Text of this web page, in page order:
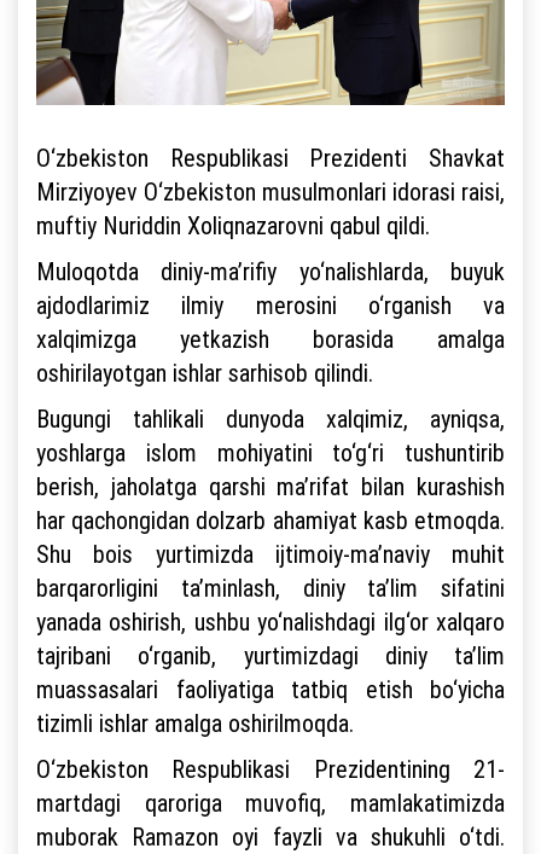
O‘zbekiston Respublikasi Prezidenti Shavkat
Mirziyoyev O‘zbekiston musulmonlari idorasi raisi,
muftiy Nuriddin Xoliqnazarovni qabul qildi.
Muloqotda diniy-ma’rifiy yo‘nalishlarda, buyuk
ajdodlarimiz ilmiy merosini o‘rganish va
xalqimizga yetkazish borasida amalga
oshirilayotgan ishlar sarhisob qilindi.
Bugungi tahlikali dunyoda xalqimiz, ayniqsa,
yoshlarga islom mohiyatini to‘g‘ri tushuntirib
berish, jaholatga qarshi ma’rifat bilan kurashish
har qachongidan dolzarb ahamiyat kasb etmoqda.
Shu bois yurtimizda ijtimoiy-ma’naviy muhit
barqarorligini ta’minlash, diniy ta’lim sifatini
yanada oshirish, ushbu yo‘nalishdagi ilg‘or xalqaro
tajribani o‘rganib, yurtimizdagi diniy ta’lim
muassasalari faoliyatiga tatbiq etish bo‘yicha
tizimli ishlar amalga oshirilmoqda.
O‘zbekiston Respublikasi Prezidentining 21-
martdagi qaroriga muvofiq, mamlakatimizda
muborak Ramazon oyi fayzli va shukuhli o‘tdi.